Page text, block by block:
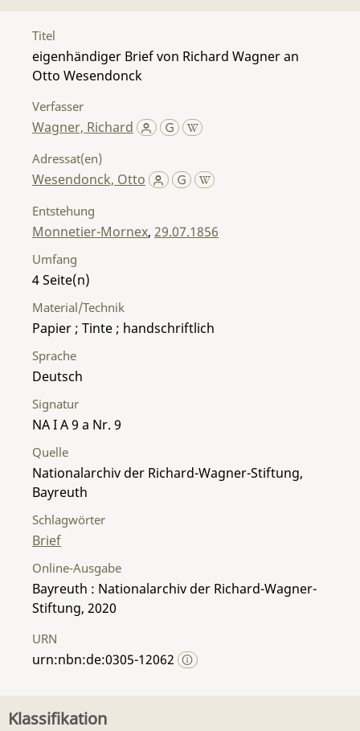
Titel
eigenhändiger Brief von Richard Wagner an
Otto Wesendonck
Verfasser
Wagner, Richard
Adressat(en)
Wesendonck, Otto
Entstehung
Monnetier-Mornex, 29.07.1856
Umfang
4
Material/Technik
Papier ; Tinte ; handschriftlich
Sprache
Deutsch
Signatur
NA I A 9 a Nr. 9
Quelle
Nationalarchiv der Richard-Wagner-Stiftung,
Bayreuth
Schlagwörter
Brief
Online-Ausgabe
Bayreuth : Nationalarchiv der Richard-Wagner-
Stiftung, 2020
URN
urn:nbn:de:0305-12062
Klassifikation